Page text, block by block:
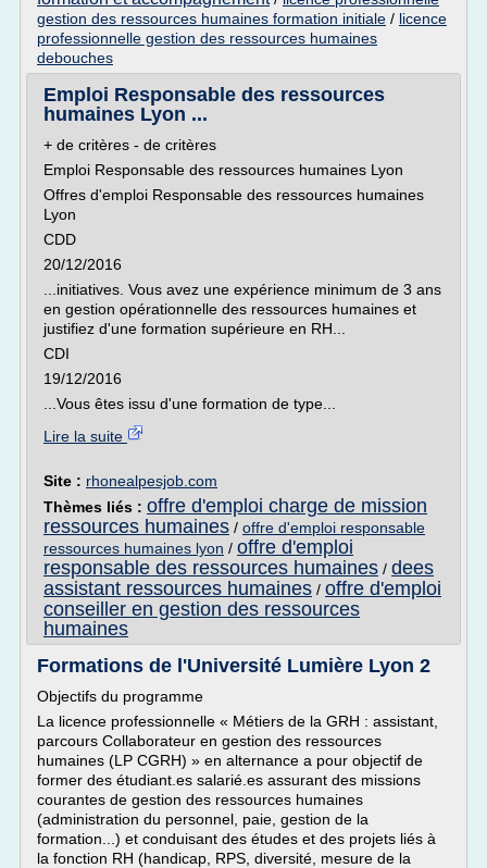
gestion des ressources humaines formation initiale / licence
professionnelle gestion des ressources humaines
debouches
Emploi Responsable des ressources
humaines Lyon ...
+ de critères - de critères
Emploi Responsable des ressources humaines Lyon
Offres d'emploi Responsable des ressources humaines
Lyon
CDD
20/12/2016
...initiatives. Vous avez une expérience minimum de 3 ans
en gestion opérationnelle des ressources humaines et
justifiez d'une formation supérieure en RH...
CDI
19/12/2016
...Vous êtes issu d'une formation de type...
Lire la suite
Site : rhonealpesjob.com
Thèmes liés : offre d'emploi charge de mission
ressources humaines / offre d'emploi responsable
ressources humaines lyon / offre d'emploi
responsable des ressources humaines / dees
assistant ressources humaines / offre d'emploi
conseiller en gestion des ressources
humaines
Formations de l'Université Lumière Lyon 2
Objectifs du programme
La licence professionnelle « Métiers de la GRH : assistant,
parcours Collaborateur en gestion des ressources
humaines (LP CGRH) » en alternance a pour objectif de
former des étudiant.es salarié.es assurant des missions
courantes de gestion des ressources humaines
(administration du personnel, paie, gestion de la
formation...) et conduisant des études et des projets liés à
la fonction RH (handicap, RPS, diversité, mesure de la